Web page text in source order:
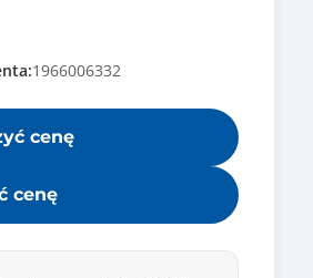
1966006332
cenę
cenę